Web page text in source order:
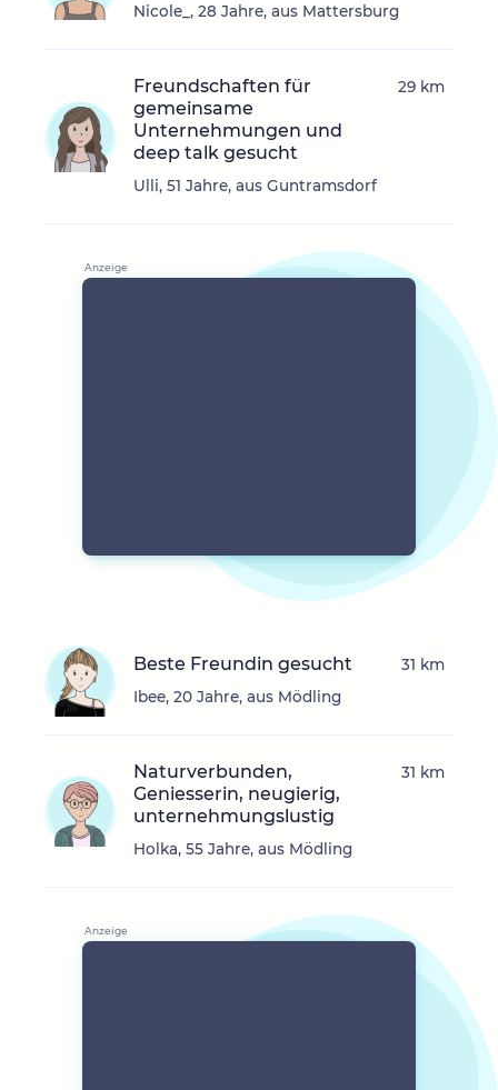
Nicole_, 28 Jahre, aus Mattersburg
Freundschaften für
gemeinsame
Unternehmungen und
deep talk gesucht
Ulli, 51 Jahre, aus Guntramsdorf
29 km
Beste Freundin gesucht
Ibee, 20 Jahre, aus Mödling
31 km
Naturverbunden,
Geniesserin, neugierig,
unternehmungslustig
Holka, 55 Jahre, aus Mödling
31 km